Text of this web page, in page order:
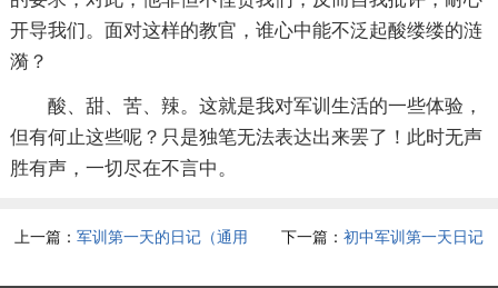
开导我们。面对这样的教官，谁心中能不泛起酸缕缕的涟
漪？
酸、甜、苦、辣。这就是我对军训生活的一些体验，
但有何止这些呢？只是独笔无法表达出来罢了！此时无声
胜有声，一切尽在不言中。
上一篇：军训第一天的日记（通用
下一篇： 初中军训第一天日记